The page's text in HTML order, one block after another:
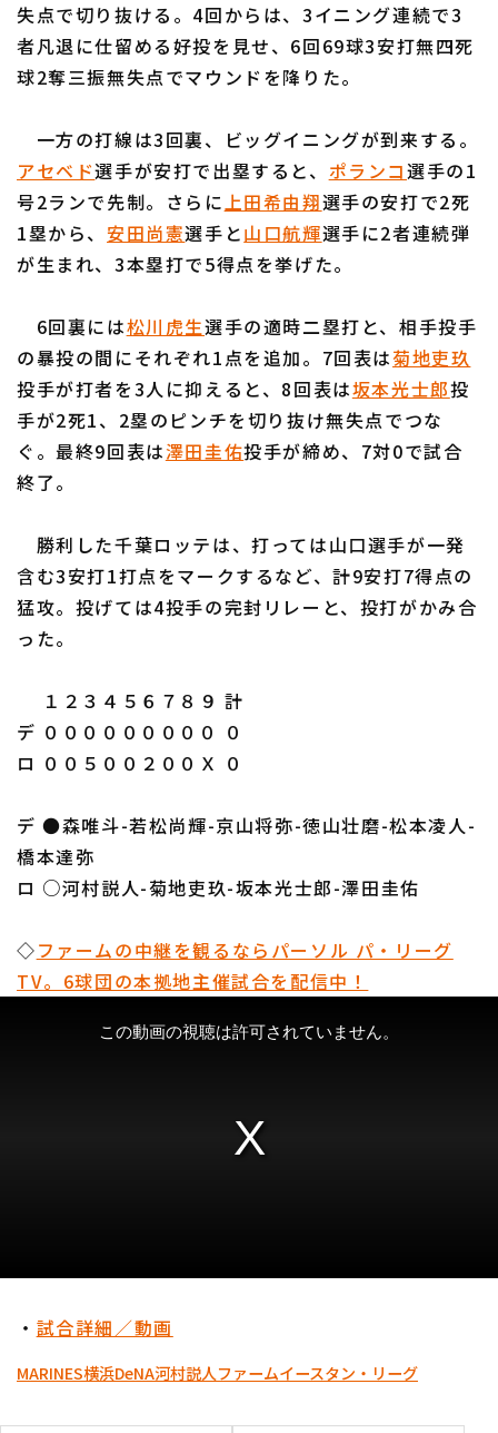
オリックス・バファローズ
福岡ソフトバンクホークス
利用規約 プライバシーポリシー
運営会社（別ウィンドウで開く） よくある質問
失点で切り抜ける。4回からは、3イニング連続で3
者凡退に仕留める好投を見せ、6回69球3安打無四死
球2奪三振無失点でマウンドを降りた。
一方の打線は3回裏、ビッグイニングが到来する。
アセベド選手が安打で出塁すると、 ポランコ選手の1
号2ランで先制。さらに上田希由翔選手の安打で2死
1塁から、 安田尚憲選手と山口航輝選手に2者連続弾
が生まれ、3本塁打で5得点を挙げた。
6回裏には松川虎生選手の適時二塁打と、相手投手
の暴投の間にそれぞれ1点を追加。7回表は菊地吏玖
投手が打者を3人に抑えると、8回表は坂本光士郎投
手が2死1、2塁のピンチを切り抜け無失点でつな
ぐ。最終9回表は澤田圭佑投手が締め、7対0で試合
終了。
勝利した千葉ロッテは、打っては山口選手が一発
含む3安打1打点をマークするなど、計9安打7得点の
猛攻。投げては4投手の完封リレーと、投打がかみ合
った。
１２３４５６７８９ 計
デ ０００００００００ ０
ロ ００５００２００Ｘ ０
デ ●森唯斗-若松尚輝-京山将弥-徳山壮磨-松本凌人-
橋本達弥
ロ ○河村説人-菊地吏玖-坂本光士郎-澤田圭佑
◇ファームの中継を観るならパーソル パ・リーグ
TV。6球団の本拠地主催試合を配信中！
・ 試合詳細／動画
MARINES横浜DeNA河村説人ファームイースタン・リーグ